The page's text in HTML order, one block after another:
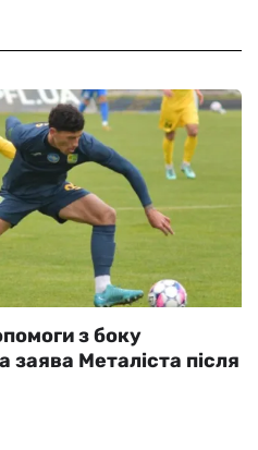
з боку
заява Металіста після